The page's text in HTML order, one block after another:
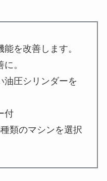
を改善します。
。
油圧シリンダーを
付
類のマシンを選択